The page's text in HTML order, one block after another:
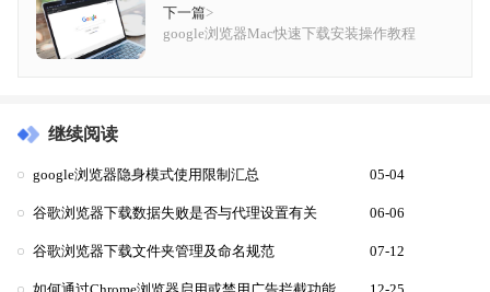
下一篇>
google浏览器Mac快速下载安装操作教程
继续阅读
google浏览器隐身模式使用限制汇总 05-04
谷歌浏览器下载数据失败是否与代理设置有关 06-06
谷歌浏览器下载文件夹管理及命名规范 07-12